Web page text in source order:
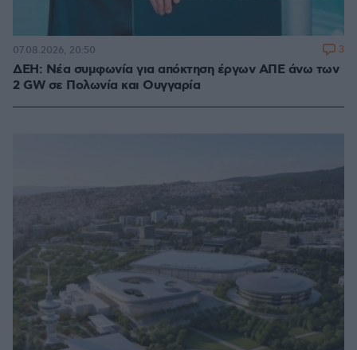
ΔΕΗ: Νέα συμφωνία για απόκτηση έργων ΑΠΕ άνω των
2 GW σε Πολωνία και Ουγγαρία
07.08.2026, 20:50 3